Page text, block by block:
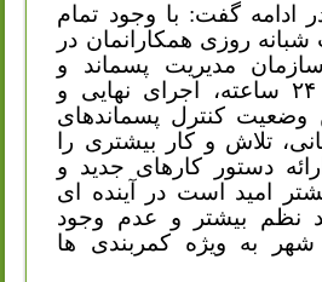
ادامه گفت: با وجود تمام
روزی همکارانمان در
مدیریت پسماند و
کنترل و نظارت ۲۴ ساعته، اجرای نهایی و
وضعیت کنترل پسماندهای
تلاش و کار بیشتری را
دستور کارهای جدید و
امید است در آینده ای
نظم بیشتر و عدم وجود
شهر به ویژه کمربندی ها